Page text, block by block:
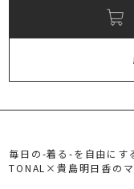
毎日の-着る-を自由にす
TONAL×貴島明日香のマ